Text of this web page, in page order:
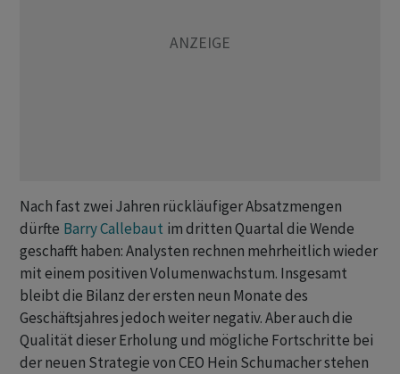
Nach fast zwei Jahren rückläufiger Absatzmengen
dürfte Barry Callebaut im dritten Quartal die Wende
geschafft haben: Analysten rechnen mehrheitlich wieder
mit einem positiven Volumenwachstum. Insgesamt
bleibt die Bilanz der ersten neun Monate des
Geschäftsjahres jedoch weiter negativ. Aber auch die
Qualität dieser Erholung und mögliche Fortschritte bei
der neuen Strategie von CEO Hein Schumacher stehen